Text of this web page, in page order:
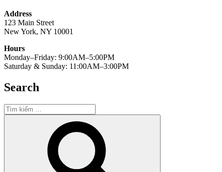
Address
123 Main Street
New York, NY 10001
Hours
Monday–Friday: 9:00AM–5:00PM
Saturday & Sunday: 11:00AM–3:00PM
Search
Tìm
kiếm: